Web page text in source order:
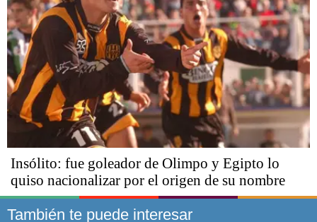
Insólito: fue goleador de Olimpo y Egipto lo
quiso nacionalizar por el origen de su nombre
También te puede interesar